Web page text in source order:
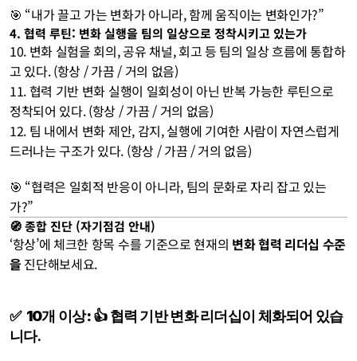
🎯 “내가 끌고 가는 변화가 아니라, 함께 움직이는 변화인가?”
4. 협력 루틴: 변화 실행을 팀의 일상으로 정착시키고 있는가
10. 변화 실험을 회의, 공유 채널, 회고 등 팀의 일상 흐름에 통합하
고 있다. (항상 / 가끔 / 거의 없음)
11. 협력 기반 변화 실행이 일회성이 아닌 반복 가능한 루틴으로
정착되어 있다. (항상 / 가끔 / 거의 없음)
12. 팀 내에서 변화 제안, 감지, 실행에 기여한 사람이 자연스럽게
드러나는 구조가 있다. (항상 / 가끔 / 거의 없음)
🎯 “협력은 일회적 반응이 아니라, 팀의 문화로 자리 잡고 있는
가?”
🧭 종합 진단 (자기점검 안내)
‘항상’에 체크한 항목 수를 기준으로 현재의 변화 협력 리더십 수준
을 진단해보세요.
✅  10개 이상: 👍 협력 기반 변화 리더십이 체화되어 있습
니다.